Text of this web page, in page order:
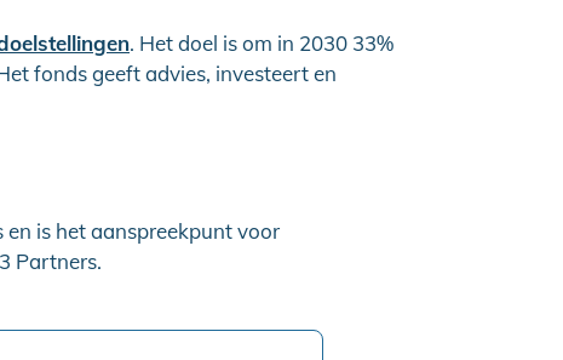
. Het doel is om in 2030 33%
fonds geeft advies, investeert en
en is het aanspreekpunt voor
Partners.